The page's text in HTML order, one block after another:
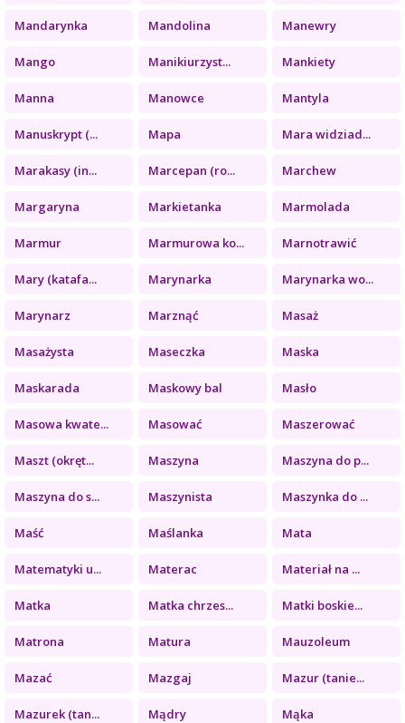
Mandarynka Mandolina Manewry
Mango Manikiurzyst... Mankiety
Manna Manowce Mantyla
Manuskrypt (... Mapa Mara widziad...
Marakasy (in... Marcepan (ro... Marchew
Margaryna Markietanka Marmolada
Marmur Marmurowa ko... Marnotrawić
Mary (katafa... Marynarka Marynarka wo...
Marynarz Marznąć Masaż
Masażysta Maseczka Maska
Maskarada Maskowy bal Masło
Masowa kwate... Masować Maszerować
Maszt (okręt... Maszyna Maszyna do p...
Maszyna do s... Maszynista Maszynka do ...
Maść Maślanka Mata
Matematyki u... Materac Materiał na ...
Matka Matka chrzes... Matki boskie...
Matrona Matura Mauzoleum
Mazać Mazgaj Mazur (tanie...
Mazurek (tan... Mądry Mąka